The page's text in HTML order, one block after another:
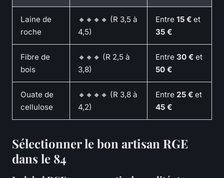
Laine de
roche
🔸🔸🔸🔸 (R 3,5 à
4,5)
Entre 15 € et
35 €
Fibre de
bois
🔸🔸🔸 (R 2,5 à
3,8)
Entre 30 € et
50 €
Ouate de
cellulose
🔸🔸🔸🔸 (R 3,8 à
4,2)
Entre 25 € et
45 €
Sélectionner le bon artisan RGE
dans le 84